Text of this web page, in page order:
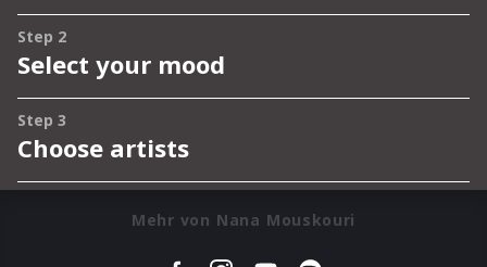
Mehr von Nana Mouskouri